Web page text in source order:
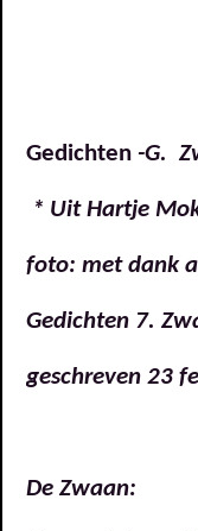
Gedichten -G.
* Uit Hartje
foto: met dank
Gedichten 7.
geschreven 23
De Zwaan: